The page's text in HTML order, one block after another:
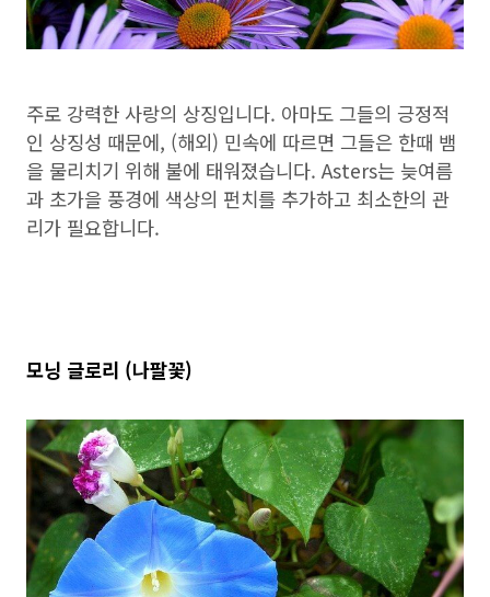
주로 강력한 사랑의 상징입니다. 아마도 그들의 긍정적
인 상징성 때문에, (해외) 민속에 따르면 그들은 한때 뱀
을 물리치기 위해 불에 태워졌습니다. Asters는 늦여름
과 초가을 풍경에 색상의 펀치를 추가하고 최소한의 관
리가 필요합니다.
모닝 글로리 (나팔꽃)